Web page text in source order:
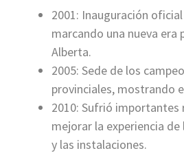
2001: Inauguración
marcando una nueva era
Alberta.
2005: Sede de los
provinciales, mostrando
2010: Sufrió importantes
mejorar la experiencia
y las instalaciones.